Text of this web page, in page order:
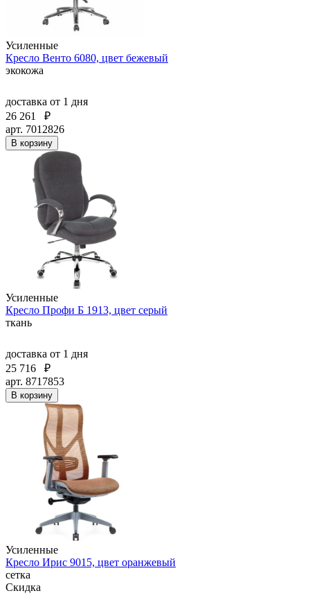
Усиленные
Кресло Венто 6080, цвет бежевый
экокожа
доставка от 1 дня
26 261
₽
арт. 7012826
В корзину
Усиленные
Кресло Профи Б 1913, цвет серый
ткань
доставка от 1 дня
25 716
₽
арт. 8717853
В корзину
Усиленные
Кресло Ирис 9015, цвет оранжевый
сетка
Скидка